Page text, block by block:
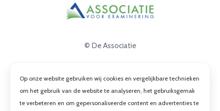
© De Associatie
Cookies
Op onze website gebruiken wij cookies en vergelijkbare technieken
om het gebruik van de website te analyseren, het gebruiksgemak
te verbeteren en om gepersonaliseerde content en advertenties te